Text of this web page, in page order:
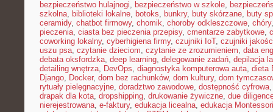
bezpieczeństwo hulajnogi, bezpieczeństwo w szkole,
szkolna, biblioteki lokalne, botoks, bunkry, buty skórzane, buty
ceramidy, chatbot firmowy, chomik, choroby odkleszczowe, chóry
pieczenia, ciasta bez pieczenia przepisy, cmentarze zabytkowe,
coworking lokalny, cyberhigiena firmy, czujniki IoT, czujniki
uszu psa, czytanie dzieciom, czytanie ze zrozumieniem, data
debata oksfordzka, deep learning, delegowanie zadań, depilacja
detailing wnętrza, DevOps, diagnostyka komputerowa auta, dieta
Django, Docker, dom bez rachunków, dom kultury, dom
rytuały pielęgnacyjne, doradztwo zawodowe, dostępność cyfrowa
drapak dla kota, dropshipping, drukowanie żywiczne, due
nierejestrowana, e-faktury, edukacja licealna, edukacja Montessori